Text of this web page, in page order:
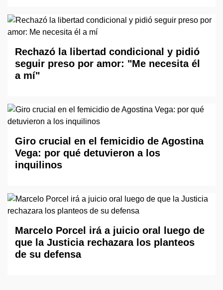
Rechazó la libertad condicional y pidió
seguir preso por amor: "Me necesita él
a mí"
Giro crucial en el femicidio de Agostina
Vega: por qué detuvieron a los
inquilinos
Marcelo Porcel irá a juicio oral luego de
que la Justicia rechazara los planteos
de su defensa